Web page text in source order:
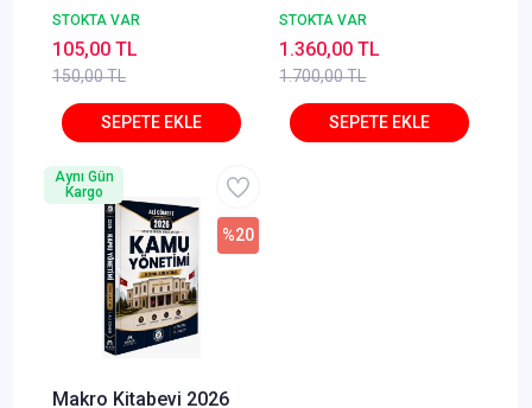
Soru Bankası
STOKTA VAR
150,00 TL
105,00 TL
İktisat Analiz Soru
Bankası Çözümlü 2
Cilt Set
STOKTA VAR
1.700,00 TL
1.360,00 TL
Makro Kitabevi 2026
%20
Aynı Gün
Kargo